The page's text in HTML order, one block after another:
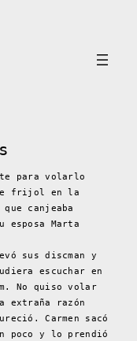
para volarlo
frijol en la
canjeaba
esposa Marta
sus discman y
escuchar en
No quiso volar
extraña razón
Carmen sacó
poco y lo prendió